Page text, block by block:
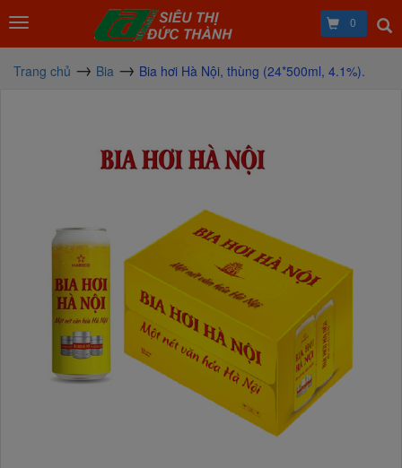
0
Trang chủ Bia Bia hơi Hà Nội, thùng (24*500ml, 4.1%).